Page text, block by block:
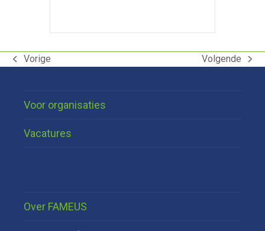
previous
Vorige
next
Volgende
Voor organisaties
Vacatures
Over FAMEUS